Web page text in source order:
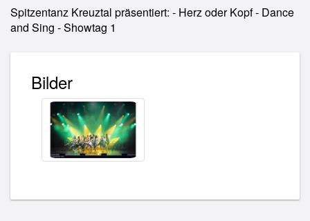
Spitzentanz Kreuztal präsentiert: - Herz oder Kopf - Dance
and Sing - Showtag 1
Bilder